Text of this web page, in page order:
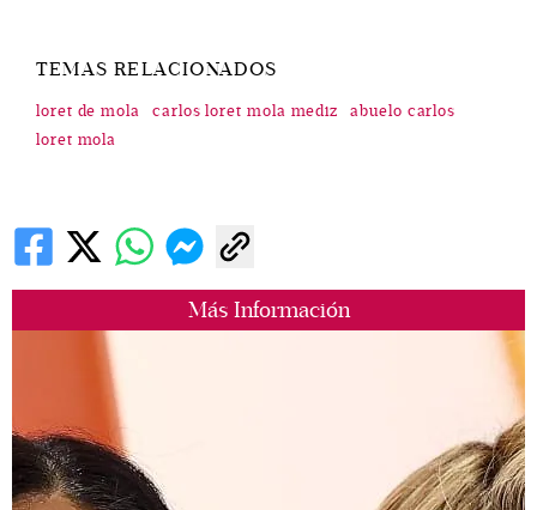
Más Información
TEMAS RELACIONADOS
loret de mola carlos loret mola mediz
abuelo carlos
loret mola